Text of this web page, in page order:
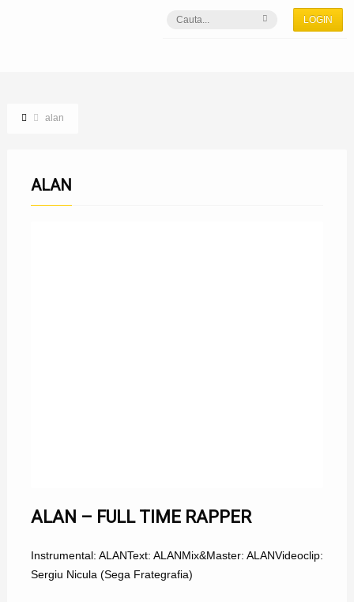
LOGIN
alan
ALAN
ALAN – FULL TIME RAPPER
Instrumental: ALANText: ALANMix&Master: ALANVideoclip:
Sergiu Nicula (Sega Frategrafia)